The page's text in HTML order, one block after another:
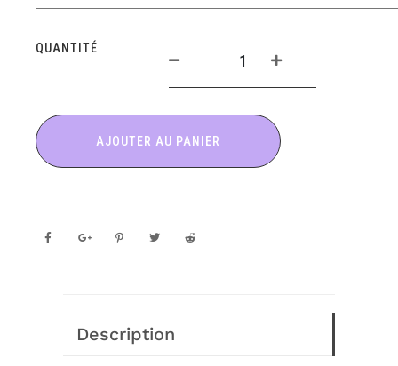
QUANTITÉ
AJOUTER AU PANIER
Description